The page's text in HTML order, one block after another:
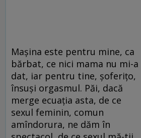
Maşina este pentru mine, ca
bărbat, ce nici mama nu mi-a
dat, iar pentru tine, şoferiţo,
însuşi orgasmul. Păi, dacă
merge ecuaţia asta, de ce
sexul feminin, comun
amîndorura, ne dăm în